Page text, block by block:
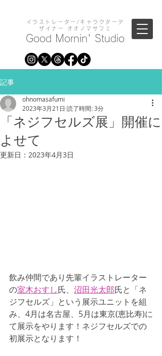
Good Mornin' Studio
イラストレーター/キャラクターデ
ザイナー オオノマサフミ
記事
「ネジフセルズ展」開催に
よせて
ohnomasafumi
2023年3月21日 読了時間: 3分
更新日： 2023年4月3日
飲み仲間であり先輩イラストレーター
の室木おすし氏、 沼田光太郎氏と「ネ
ジフセルズ」という展示ユニットを組
み、4月は名古屋、5月は東京(恵比寿)に
て展示をやります！ネジフセルズでの
初展示となります！